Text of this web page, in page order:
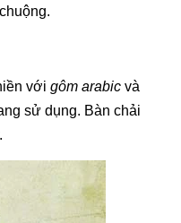
với gôm arabic và
sử dụng. Bàn chải